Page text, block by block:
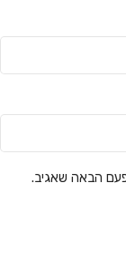
הבאה שאגיב.